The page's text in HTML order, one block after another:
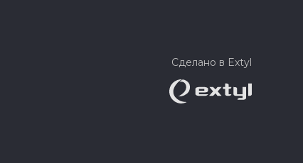
Сделано в Extyl